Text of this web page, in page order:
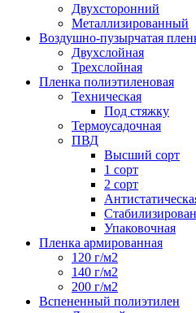
Двухсторонний
Металлизированный
Воздушно-пузырчатая
Двухслойная
Трехслойная
Пленка полиэтиленовая
Техническая
Под стяжку
Термоусадочная
ПВД
Высший сорт
1 сорт
2 сорт
Упаковочная
Пленка армированная
120 г/м2
140 г/м2
200 г/м2
Вспененный полиэтилен